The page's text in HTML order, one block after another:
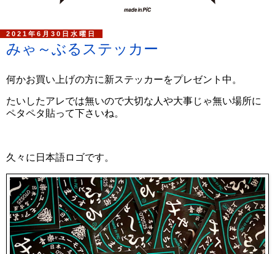
2021年6月30日水曜日
みゃ～ぶるステッカー
何かお買い上げの方に新ステッカーをプレゼント中。
たいしたアレでは無いので大切な人や大事じゃ無い場所に
ペタペタ貼って下さいね。
久々に日本語ロゴです。